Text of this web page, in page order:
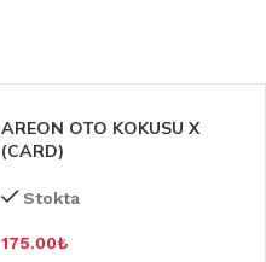
AREON OTO KOKUSU X
(CARD)
Stokta
175.00₺